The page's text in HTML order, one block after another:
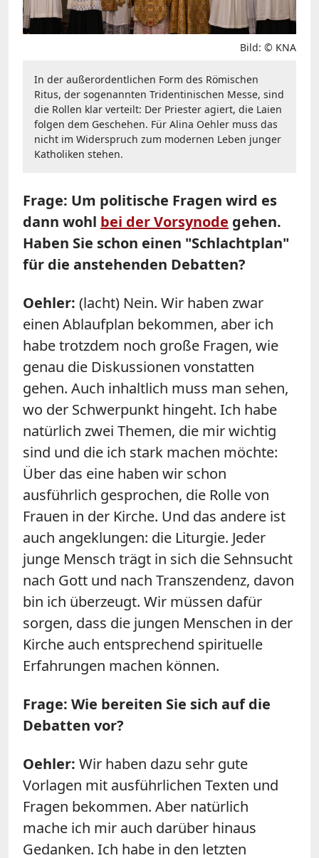
Bild: © KNA
In der außerordentlichen Form des Römischen
Ritus, der sogenannten Tridentinischen Messe, sind
die Rollen klar verteilt: Der Priester agiert, die Laien
folgen dem Geschehen. Für Alina Oehler muss das
nicht im Widerspruch zum modernen Leben junger
Katholiken stehen.
Frage: Um politische Fragen wird es
dann wohl bei der Vorsynode gehen.
Haben Sie schon einen "Schlachtplan"
für die anstehenden Debatten?
Oehler: (lacht) Nein. Wir haben zwar
einen Ablaufplan bekommen, aber ich
habe trotzdem noch große Fragen, wie
genau die Diskussionen vonstatten
gehen. Auch inhaltlich muss man sehen,
wo der Schwerpunkt hingeht. Ich habe
natürlich zwei Themen, die mir wichtig
sind und die ich stark machen möchte:
Über das eine haben wir schon
ausführlich gesprochen, die Rolle von
Frauen in der Kirche. Und das andere ist
auch angeklungen: die Liturgie. Jeder
junge Mensch trägt in sich die Sehnsucht
nach Gott und nach Transzendenz, davon
bin ich überzeugt. Wir müssen dafür
sorgen, dass die jungen Menschen in der
Kirche auch entsprechend spirituelle
Erfahrungen machen können.
Frage: Wie bereiten Sie sich auf die
Debatten vor?
Oehler: Wir haben dazu sehr gute
Vorlagen mit ausführlichen Texten und
Fragen bekommen. Aber natürlich
mache ich mir auch darüber hinaus
Gedanken. Ich habe in den letzten